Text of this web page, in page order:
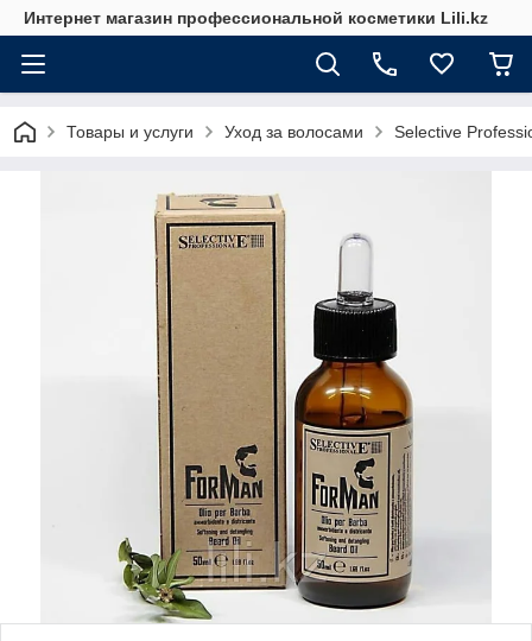
Интернет магазин профессиональной косметики Lili.kz
Товары и услуги Уход за волосами Selective